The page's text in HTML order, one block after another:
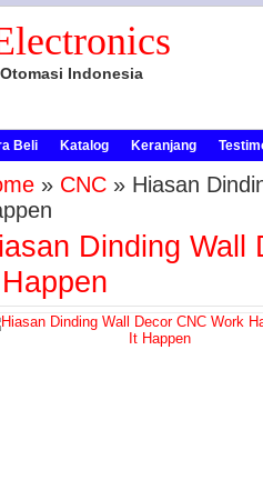
Indonesia
Beli Katalog Keranjang
» CNC » Hiasan
Dinding Wall